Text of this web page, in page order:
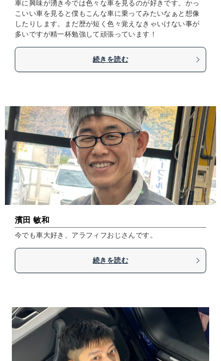
車に興味が湧き今では色々な車を見るのが好きです。かっ
こいい車を見ると僕もこんな車に乗ってみたいなぁと想像
したりします。まだ歴が短く色々覚えなきゃいけない事が
多いですが精一杯勉強して頑張っています！
続きを読む
濱田 敏和
今でも車大好き、アラフィフおじさんです。
続きを読む